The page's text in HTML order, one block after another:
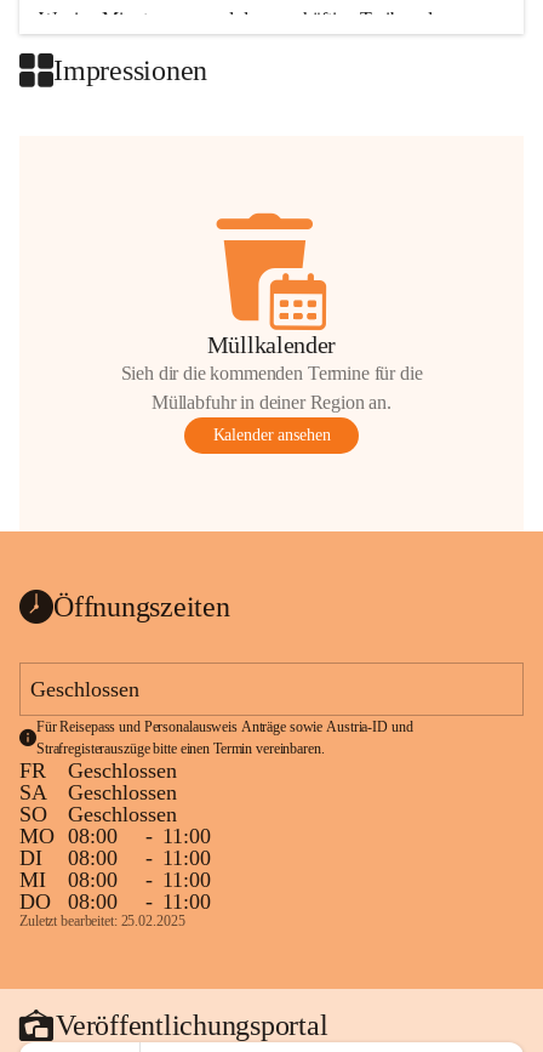
Wenige Minuten nur, und das geschäftige Treiben der
Impressionen
Müllkalender
Sieh dir die kommenden Termine für die
Müllabfuhr in deiner Region an.
Kalender ansehen
Öffnungszeiten
Geschlossen
Für Reisepass und Personalausweis Anträge sowie Austria-ID und
Strafregisterauszüge bitte einen Termin vereinbaren.
FR
Geschlossen
SA
Geschlossen
SO
Geschlossen
MO 08:00 - 11:00
DI
08:00 - 11:00
MI
08:00 - 11:00
DO
08:00 - 11:00
Zuletzt bearbeitet: 25.02.2025
Veröffentlichungsportal